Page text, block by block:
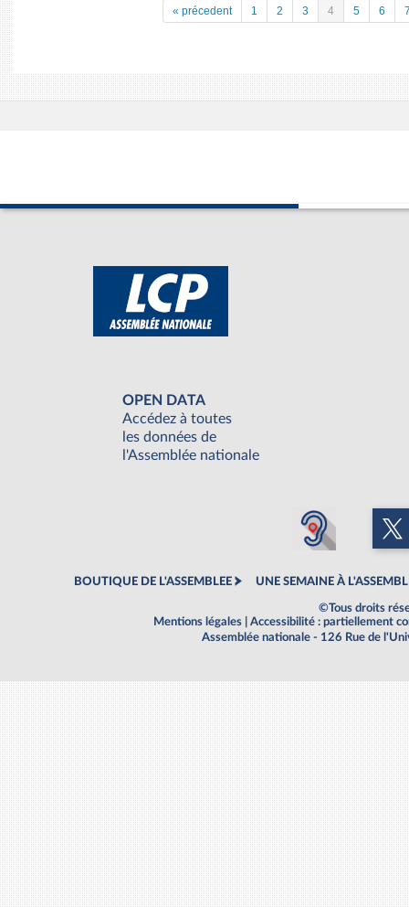
« précedent 1 2 3 4 5 6
OPEN DATA
Accédez à toutes
les données de
l'Assemblée nationale
BOUTIQUE DE L'ASSEMBLEE UNE SEMAINE À
©Tous droits
Mentions légales
Accessibilité : partiellement
Assemblée nationale - 126 Rue de